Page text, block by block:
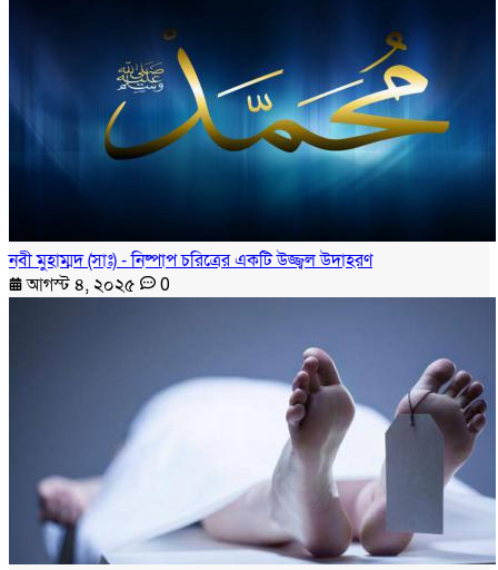
নবী মুহাম্মদ (সাঃ) - নিষ্পাপ চরিত্রের একটি উজ্জ্বল উদাহরণ
আগস্ট ৪, ২০২৫
0